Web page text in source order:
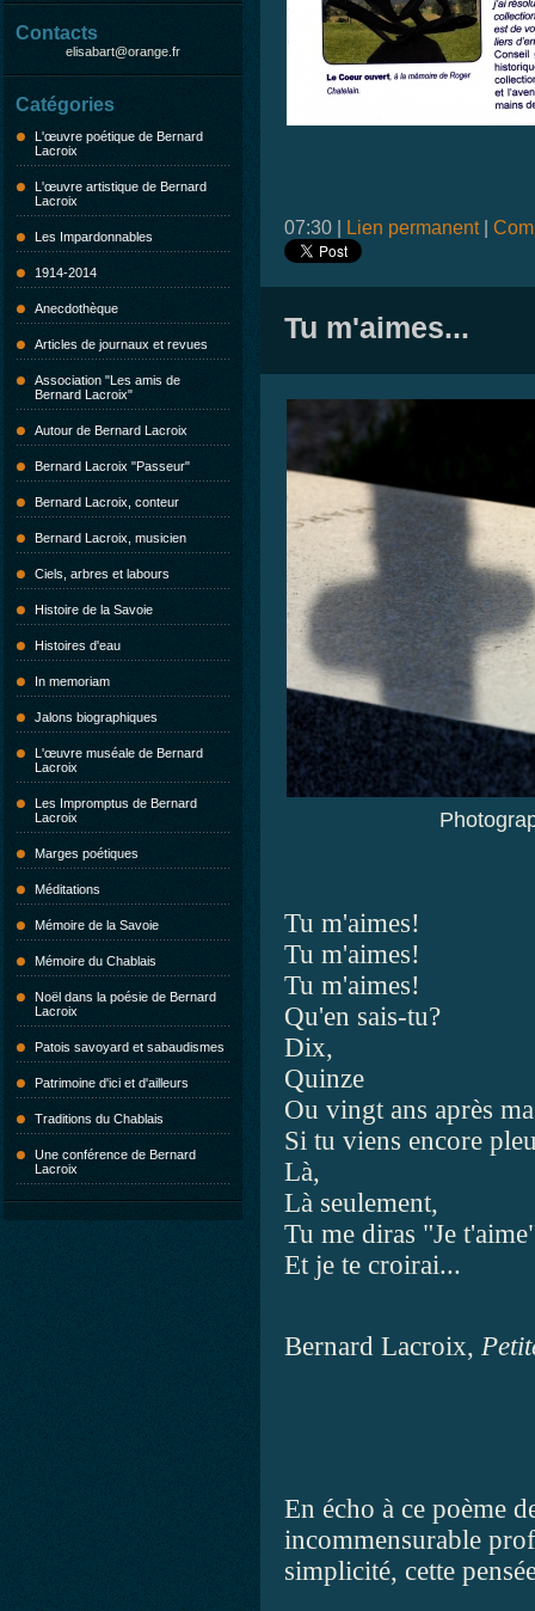
Contacts
elisabart@orange.fr
Catégories
L'œuvre poétique de Bernard
Lacroix
L'œuvre artistique de Bernard
Lacroix
Les Impardonnables
1914-2014
Anecdothèque
Articles de journaux et revues
Association "Les amis de
Bernard Lacroix"
Autour de Bernard Lacroix
Bernard Lacroix "Passeur"
Bernard Lacroix, conteur
Bernard Lacroix, musicien
Ciels, arbres et labours
Histoire de la Savoie
Histoires d'eau
In memoriam
Jalons biographiques
L'œuvre muséale de Bernard
Lacroix
Les Impromptus de Bernard
Lacroix
Marges poétiques
Méditations
Mémoire de la Savoie
Mémoire du Chablais
Noël dans la poésie de Bernard
Lacroix
Patois savoyard et sabaudismes
Patrimoine d'ici et d'ailleurs
Traditions du Chablais
Une conférence de Bernard
Lacroix
07:30 | Lien permanent|
Tu m'aimes...
Tu m'aimes!
Tu m'aimes!
Tu m'aimes!
Qu'en sais-tu?
Dix,
Quinze
Ou vingt ans après
Si tu viens encore
Là,
Là seulement,
Tu me diras "Je
Et je te croirai...
Bernard Lacroix,
En écho à ce poème
incommensurable
simplicité, cette